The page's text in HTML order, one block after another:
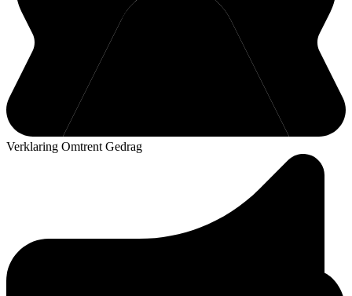
Verklaring Omtrent Gedrag